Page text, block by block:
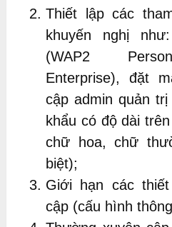
Thiết lập các
khuyến nghị
(WAP2
Enterprise), đặt
cập admin quản
khẩu có độ dài
chữ hoa, chữ
biệt);
Giới hạn các
cập (cấu hình